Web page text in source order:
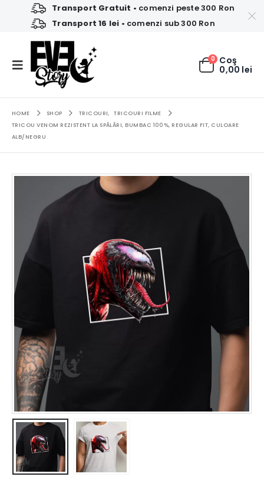
Transport Gratuit • comenzi peste 300 Ron
Transport 16 lei • comenzi sub 300 Ron
0 Coş
0,00 lei
HOME SHOP TRICOURI,
TRICOURI FILME
TRICOU VENOM REZISTENT LA SPĂLĂRI, BUMBAC 100%, REGULAR FIT, CULOARE
ALB/NEGRU